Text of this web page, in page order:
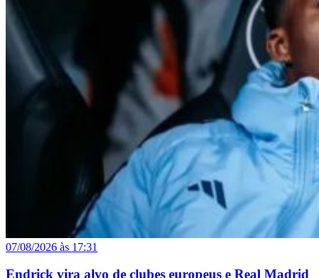
07/08/2026 às 17:31
Endrick vira alvo de clubes europeus e Real Madrid